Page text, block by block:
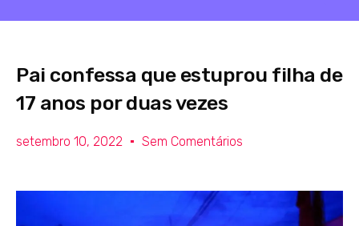
Pai confessa que estuprou filha de
17 anos por duas vezes
setembro 10, 2022 Sem Comentários